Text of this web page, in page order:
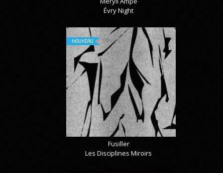
Évry Night
NOUVEAU
Fusiller
Les Disciplines Miroirs